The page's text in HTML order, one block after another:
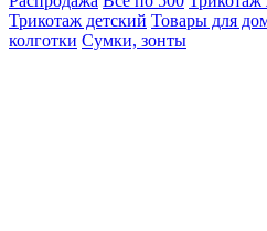
Трикотаж детский Товары для
колготки Сумки, зонты